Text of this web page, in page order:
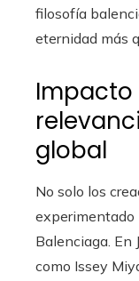
filosofía
eternidad más
global
No solo los
experimentado
Balenciaga. En
como Issey